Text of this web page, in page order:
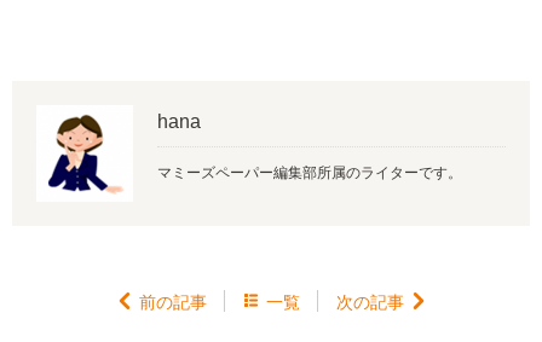
hana
マミーズペーパー編集部所属のライターです。
 前の記事  一覧 次の記事 